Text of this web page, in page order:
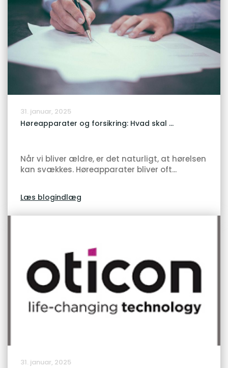
31. januar, 2025
Høreapparater og forsikring: Hvad skal ...
Når vi bliver ældre, er det naturligt, at hørelsen
kan svækkes. Høreapparater bliver oft...
Læs blogindlæg
31. januar, 2025